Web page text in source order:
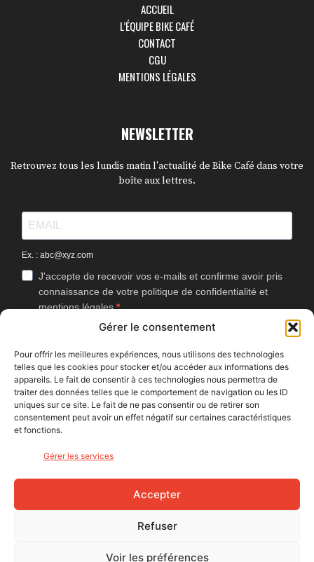
Gérer le consentement
Pour offrir les meilleures expériences, nous utilisons des technologies
telles que les cookies pour stocker et/ou accéder aux informations des
appareils. Le fait de consentir à ces technologies nous permettra de
traiter des données telles que le comportement de navigation ou les ID
uniques sur ce site. Le fait de ne pas consentir ou de retirer son
consentement peut avoir un effet négatif sur certaines caractéristiques
et fonctions.
Gérer les services
Accepter
Refuser
Voir les préférences
ACCUEIL
L’ÉQUIPE BIKE CAFÉ
CONTACT
CGU
MENTIONS LÉGALES
NEWSLETTER
Retrouvez tous les lundis matin l'actualité de Bike Café dans votre
boîte aux lettres.
Ex. : abc@xyz.com
J'accepte de recevoir vos e-mails et confirme avoir pris
connaissance de votre politique de confidentialité et
mentions légales.
Vous pouvez vous désinscrire à tout moment en cliquant sur le lien
J'accepte que Bike Café mesure l'ouverture des
newsletters afin d'améliorer les contenus proposés.
S'INSCRIRE
NOUS SUIVRE